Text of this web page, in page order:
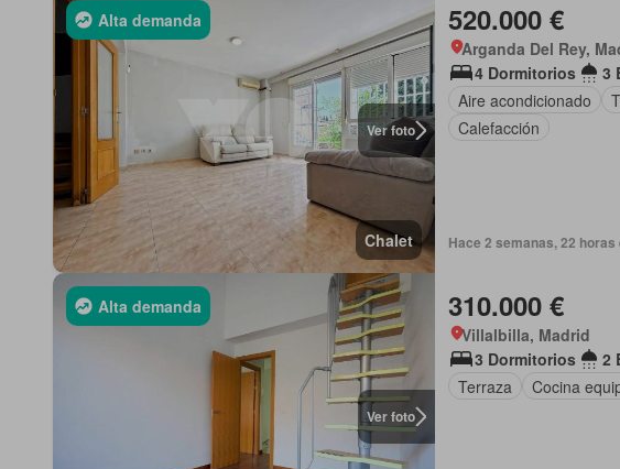
Ver foto
Alta demanda
Chalet
520.000 €
Arganda Del Rey,
4 Dormitorios
3
Aire acondicionado
Calefacción
Hace 2 semanas, 22 horas
Ver foto
Alta demanda 310.000 €
Villalbilla, Madrid
3 Dormitorios
2
Terraza
Cocina